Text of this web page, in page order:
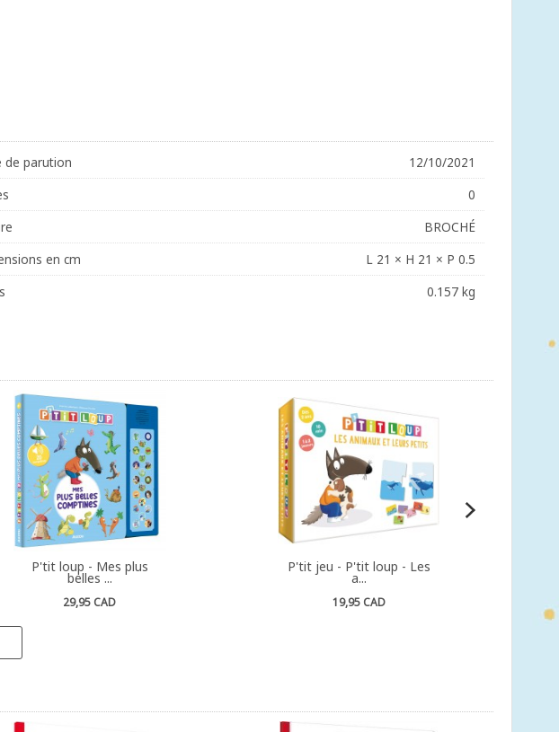
de parution
12/10/2021
0
BROCHÉ
en cm
L 21 × H 21 × P 0.5
0.157 kg
P'tit loup - Mes plus
belles ...
29,95 CAD
P'tit jeu - P'tit loup - Les
a...
19,95 CAD